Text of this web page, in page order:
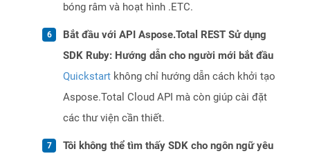
bóng râm và hoạt hình .ETC.
Bắt đầu với API Aspose.Total REST Sử dụng
SDK Ruby: Hướng dẫn cho người mới bắt đầu
Quickstart không chỉ hướng dẫn cách khởi tạo
Aspose.Total Cloud API mà còn giúp cài đặt
các thư viện cần thiết.
Tôi không thể tìm thấy SDK cho ngôn ngữ yêu